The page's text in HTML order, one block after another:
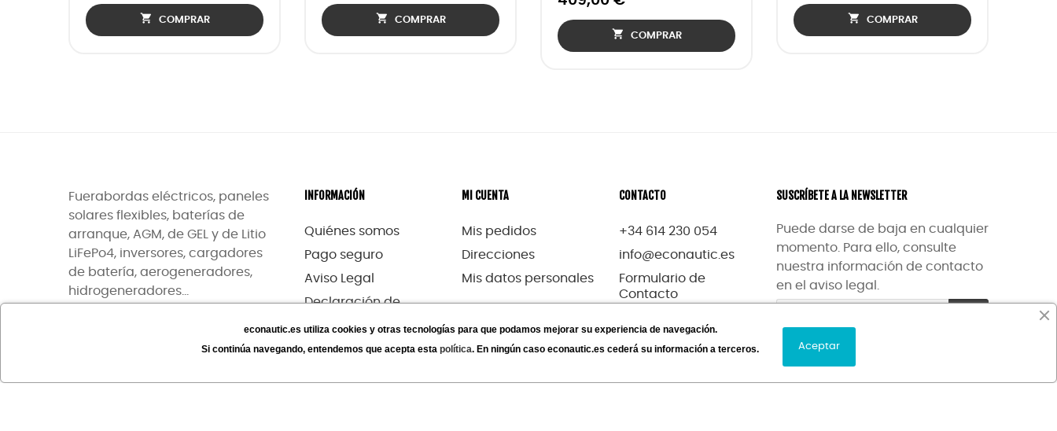
 COMPRAR
COMPRAR
COMPRAR
COMPRAR
Fuerabordas eléctricos, paneles
solares flexibles, baterías de
arranque, AGM, de GEL y de Litio
LiFePo4, inversores, cargadores
de batería, aerogeneradores,
hidrogeneradores...
INFORMACIÓN
Quiénes somos
Pago seguro
Aviso Legal
Declaración de
MI CUENTA
Mis pedidos
Direcciones
Mis datos personales
CONTACTO
+34 614 230 054
info@econautic.es
Formulario de
Contacto
SUSCRÍBETE A LA NEWSLETTER
Puede darse de baja en cualquier
momento. Para ello, consulte
nuestra información de contacto
en el aviso legal.
econautic.es utiliza cookies y otras tecnologías para que podamos mejorar su experiencia de navegación.
Si continúa navegando, entendemos que acepta esta política. En ningún caso econautic.es cederá su información a terceros. Aceptar